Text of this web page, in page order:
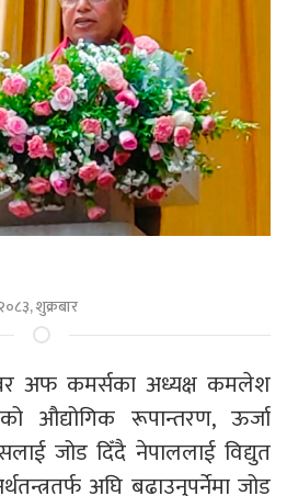
शुक्रबार
अफ कमर्सका अध्यक्ष कमलेश
औद्योगिक रूपान्तरण, ऊर्जा
जोड दिँदै नेपाललाई विद्युत
अघि बढाउनुपर्नेमा जोड